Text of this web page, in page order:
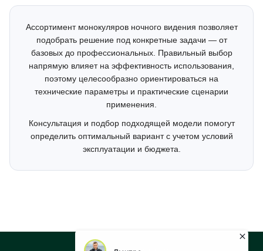
Ассортимент монокуляров ночного видения позволяет
подобрать решение под конкретные задачи — от
базовых до профессиональных. Правильный выбор
напрямую влияет на эффективность использования,
поэтому целесообразно ориентироваться на
технические параметры и практические сценарии
применения.
Консультация и подбор подходящей модели помогут
определить оптимальный вариант с учетом условий
эксплуатации и бюджета.